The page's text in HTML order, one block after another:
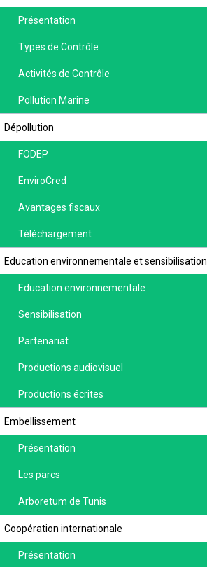
Présentation
Types de Contrôle
Activités de Contrôle
Pollution Marine
Dépollution
FODEP
EnviroCred
Avantages fiscaux
Téléchargement
Education environnementale et sensibilisation
Education environnementale
Sensibilisation
Partenariat
Productions audiovisuel
Productions écrites
Embellissement
Présentation
Les parcs
Arboretum de Tunis
Coopération internationale
Présentation